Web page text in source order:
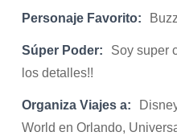
Personaje Favorito:
Súper Poder:
Soy super
los detalles!!
Organiza Viajes a:
World en Orlando,